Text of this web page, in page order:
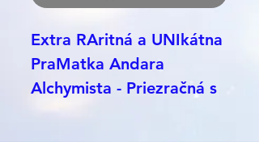
Extra RAritná a UNIkátna
PraMatka Andara
Alchymista - Priezračná s
veľmi jemnými zlatými